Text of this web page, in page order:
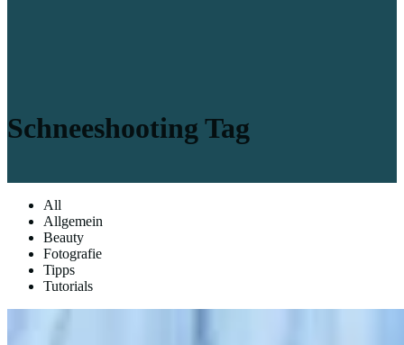
Schneeshooting Tag
All
Allgemein
Beauty
Fotografie
Tipps
Tutorials